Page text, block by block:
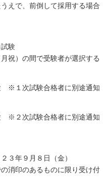
えで、前倒して採用する場合
試験
祝）の間で受験者が選択する
※１次試験合格者に別途通知
※２次試験合格者に別途通知
３年９月８日（金）
消印のあるものに限り受け付